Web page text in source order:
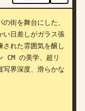
街を舞台にした、
い日差しがガラス張
された雰囲気を醸し
CM の美学、超リ
写界深度、滑らかな